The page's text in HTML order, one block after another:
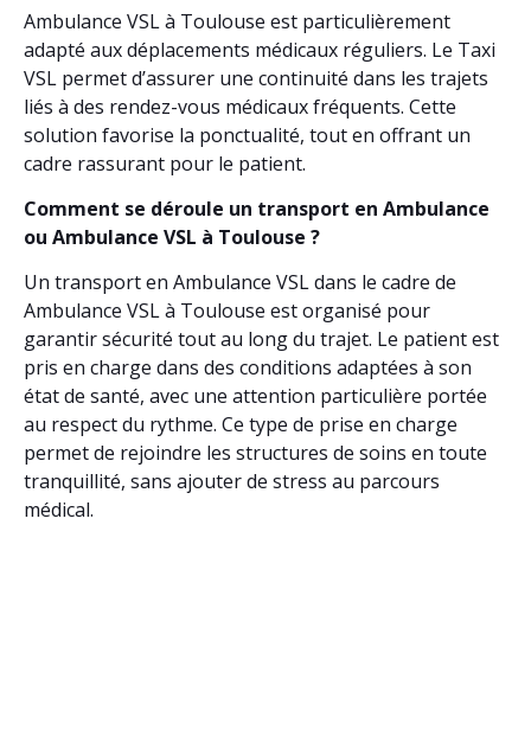
Ambulance VSL à Toulouse est particulièrement
adapté aux déplacements médicaux réguliers. Le Taxi
VSL permet d’assurer une continuité dans les trajets
liés à des rendez-vous médicaux fréquents. Cette
solution favorise la ponctualité, tout en offrant un
cadre rassurant pour le patient.
Comment se déroule un transport en Ambulance
ou Ambulance VSL à Toulouse ?
Un transport en Ambulance VSL dans le cadre de
Ambulance VSL à Toulouse est organisé pour
garantir sécurité tout au long du trajet. Le patient est
pris en charge dans des conditions adaptées à son
état de santé, avec une attention particulière portée
au respect du rythme. Ce type de prise en charge
permet de rejoindre les structures de soins en toute
tranquillité, sans ajouter de stress au parcours
médical.